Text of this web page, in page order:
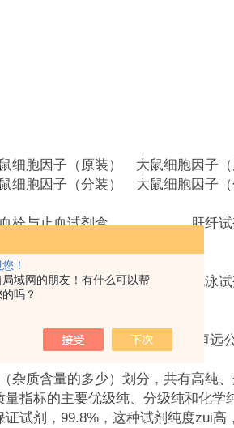
！
局域网的朋友！有什么可以帮
吗？
胞因子（原装） 大鼠细胞因子（
胞因子（分装） 大鼠细胞因子（
血栓与止血试剂盒 肝纤试
泌、自身抗体试剂盒
蛋白印迹和电泳试
因子 小鼠细胞因子
烷酸
”提供质量检测报告，上海恒远
杂质含量的多少）划分，共有高纯
指标的主要优级纯、分级纯和化学
证试剂，99.8%，这种试剂纯度zui